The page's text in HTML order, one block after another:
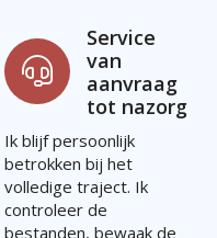
Service
van
aanvraag
tot nazorg
Ik blijf persoonlijk
betrokken bij het
volledige traject. Ik
controleer de
bestanden, bewaak de